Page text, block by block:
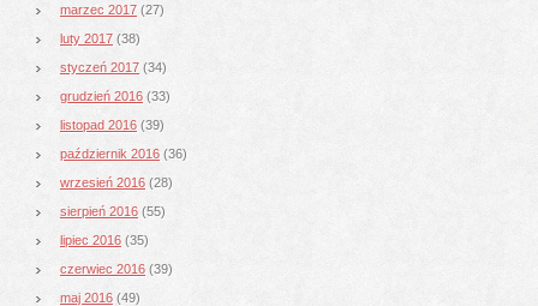
marzec 2017 (27)
luty 2017 (38)
styczeń 2017 (34)
grudzień 2016 (33)
listopad 2016 (39)
październik 2016 (36)
wrzesień 2016 (28)
sierpień 2016 (55)
lipiec 2016 (35)
czerwiec 2016 (39)
maj 2016 (49)